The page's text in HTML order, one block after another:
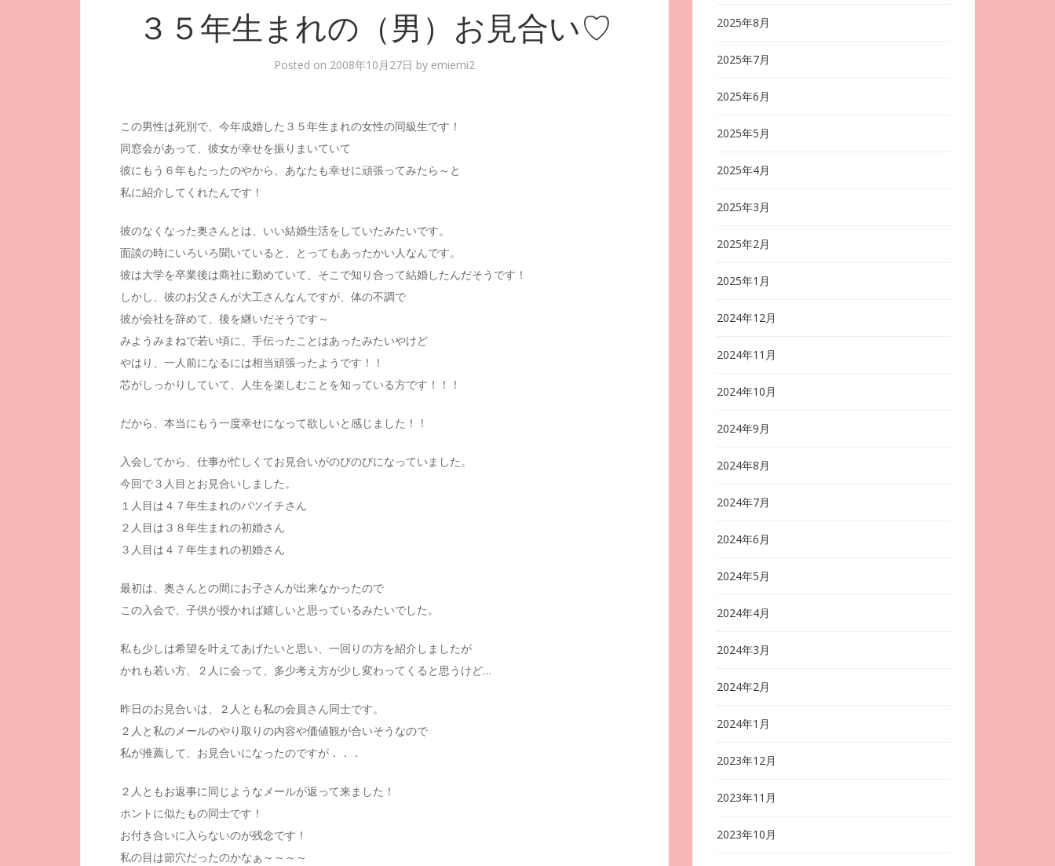
３５年生まれの（男）お見合い♡
Posted on 2008年10月27日 by emiemi2
この男性は死別で、今年成婚した３５年生まれの女性の同級生です！
同窓会があって、彼女が幸せを振りまいていて
彼にもう６年もたったのやから、あなたも幸せに頑張ってみたら～と
私に紹介してくれたんです！
彼のなくなった奥さんとは、いい結婚生活をしていたみたいです。
面談の時にいろいろ聞いていると、とってもあったかい人なんです。
彼は大学を卒業後は商社に勤めていて、そこで知り合って結婚したんだそうです！
しかし、彼のお父さんが大工さんなんですが、体の不調で
彼が会社を辞めて、後を継いだそうです～
みようみまねで若い頃に、手伝ったことはあったみたいやけど
やはり、一人前になるには相当頑張ったようです！！
芯がしっかりしていて、人生を楽しむことを知っている方です！！！
だから、本当にもう一度幸せになって欲しいと感じました！！
入会してから、仕事が忙しくてお見合いがのびのびになっていました。
今回で３人目とお見合いしました。
１人目は４７年生まれのバツイチさん
２人目は３８年生まれの初婚さん
３人目は４７年生まれの初婚さん
最初は、奥さんとの間にお子さんが出来なかったので
この入会で、子供が授かれば嬉しいと思っているみたいでした。
私も少しは希望を叶えてあげたいと思い、一回りの方を紹介しましたが
かれも若い方、２人に会って、多少考え方が少し変わってくると思うけど…
昨日のお見合いは、２人とも私の会員さん同士です。
２人と私のメールのやり取りの内容や価値観が合いそうなので
私が推薦して、お見合いになったのですが．．．
２人ともお返事に同じようなメールが返って来ました！
ホントに似たもの同士です！
お付き合いに入らないのが残念です！
私の目は節穴だったのかなぁ～～～～
2025年8月
2025年7月
2025年6月
2025年5月
2025年4月
2025年3月
2025年2月
2025年1月
2024年12月
2024年11月
2024年10月
2024年9月
2024年8月
2024年7月
2024年6月
2024年5月
2024年4月
2024年3月
2024年2月
2024年1月
2023年12月
2023年11月
2023年10月